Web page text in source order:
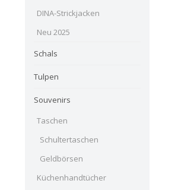
DINA-Strickjacken
Neu 2025
Schals
Tulpen
Souvenirs
Taschen
Schultertaschen
Geldbörsen
Küchenhandtücher